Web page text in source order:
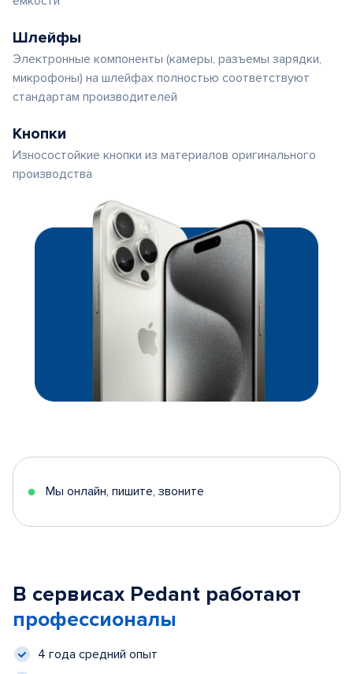
Шлейфы
Электронные компоненты (камеры, разъемы зарядки,
микрофоны) на шлейфах полностью соответствуют
стандартам производителей
Кнопки
Износостойкие кнопки из материалов оригинального
производства
Мы онлайн, пишите, звоните
В сервисах Pedant работают
профессионалы
4 года средний опыт